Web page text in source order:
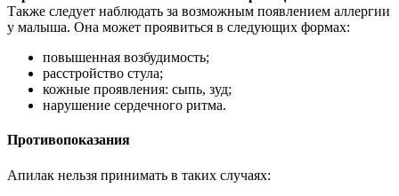
Также следует наблюдать за возможным появлением аллергии
у малыша. Она может проявиться в следующих формах:
повышенная возбудимость;
расстройство стула;
кожные проявления: сыпь, зуд;
нарушение сердечного ритма.
Противопоказания
Апилак нельзя принимать в таких случаях: